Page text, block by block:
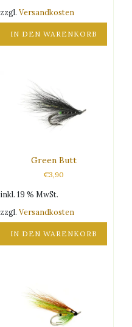
zzgl.Versandkosten
IN DEN WARENKORB
Green Butt
€3,90
inkl. 19 % MwSt.
zzgl.Versandkosten
IN DEN WARENKORB